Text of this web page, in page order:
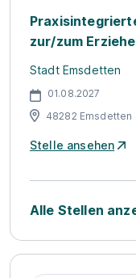
zur/zum
Stadt Emsdetten
01.08.2027
48282 Emsdetten
Stelle ansehen
Alle Stellen